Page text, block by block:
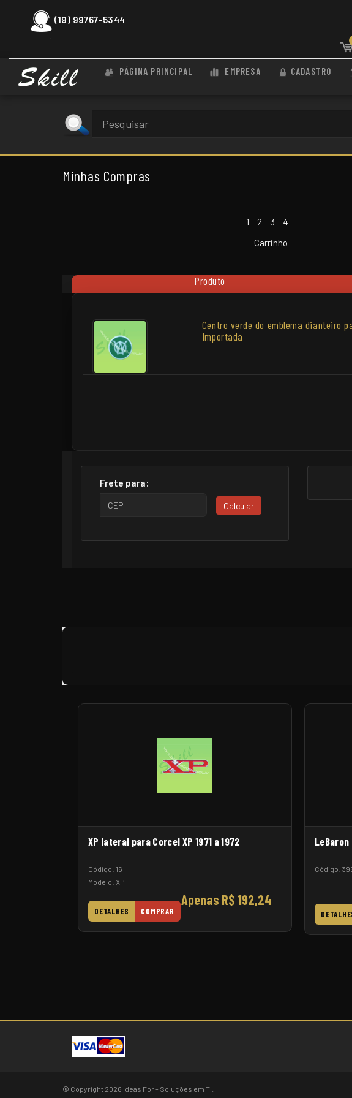
(19) 99767-5344
PÁGINA PRINCIPAL EMPRESA CADASTRO
Minhas Compras
1 2 3
4
Carrinho
Produto
Centro verde do emblema dianteiro
Importada
Frete para:
Calcular
XP lateral para Corcel XP 1971 a 1972
Código: 16
Modelo: XP
Apenas R$ 192,24
DETALHES COMPRAR
Código:
© Copyright 2026 Ideas For - Soluções em TI.